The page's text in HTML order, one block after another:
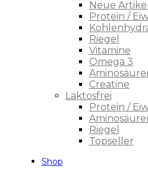
Neue Artikel
Protein /
Riegel
Vitamine
Omega 3
Creatine
Laktosfrei
Protein /
Riegel
Topseller
Shop